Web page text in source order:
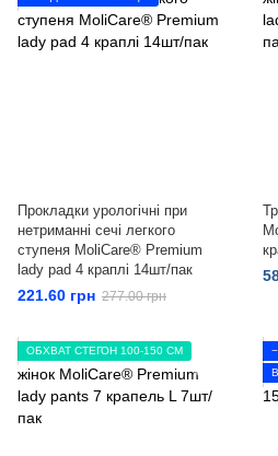
Прокладки урологічні при
нетриманні сечі легкого
ступеня MoliCare® Premium
lady pad 4 краплі 14шт/пак
221.60 грн 277.00 грн
ОБХВАТ СТЕГОН 100-150 СМ